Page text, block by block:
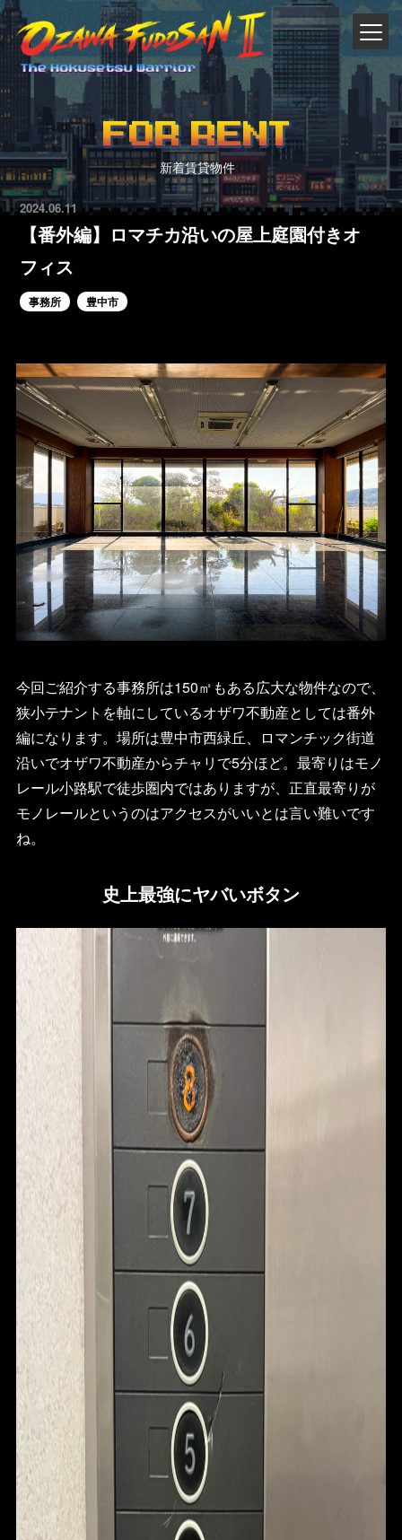
FOR RENT
新着賃貸物件
2024.06.11
【番外編】ロマチカ沿いの屋上庭園付きオ
フィス
事務所 豊中市
今回ご紹介する事務所は150㎡もある広大な物件なので、
狭小テナントを軸にしているオザワ不動産としては番外
編になります。場所は豊中市西緑丘、ロマンチック街道
沿いでオザワ不動産からチャリで5分ほど。最寄りはモノ
レール小路駅で徒歩圏内ではありますが、正直最寄りが
モノレールというのはアクセスがいいとは言い難いです
ね。
史上最強にヤバいボタン